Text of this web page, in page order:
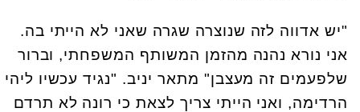
"יש אדווה לזה שנוצרה שגרה שאני לא הייתי בה.
אני נורא נהנה מהזמן המשותף המשפחתי, וברור
שלפעמים זה מעצבן" מתאר יניב. "נגיד עכשיו ליהי
הרדימה, ואני הייתי צריך לצאת כי רונה לא תרדם